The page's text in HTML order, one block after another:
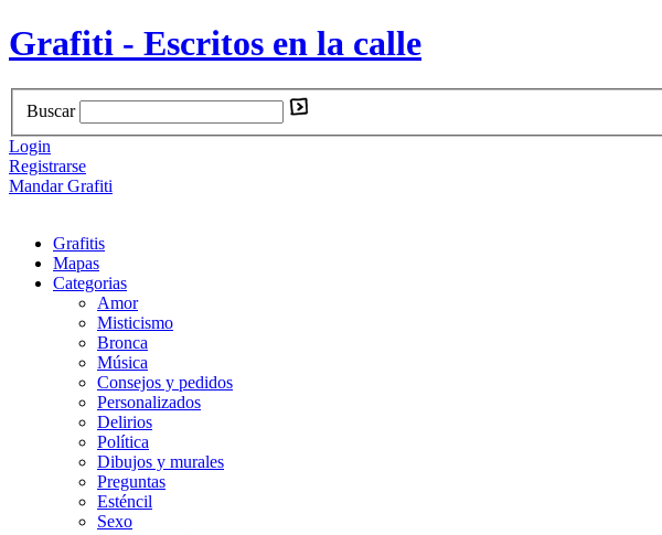
Grafiti - Escritos en la calle
Buscar
Login
Registrarse
Mandar Grafiti
Grafitis
Mapas
Categorias
Amor
Misticismo
Bronca
Música
Consejos y pedidos
Personalizados
Delirios
Política
Dibujos y murales
Preguntas
Esténcil
Sexo